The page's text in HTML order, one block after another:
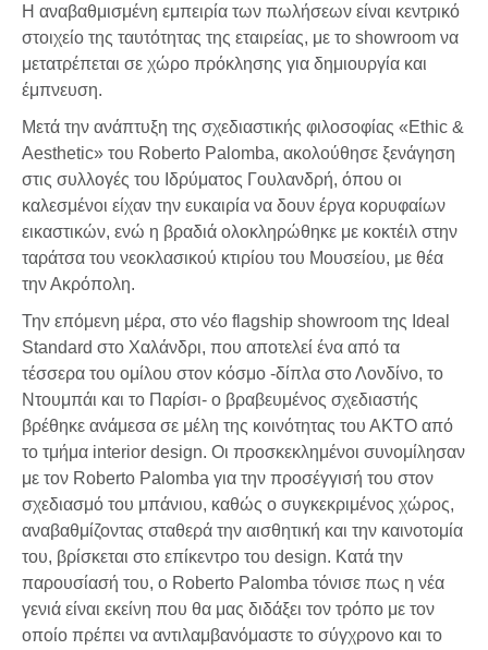
H αναβαθμισμένη εμπειρία των πωλήσεων είναι κεντρικό
στοιχείο της ταυτότητας της εταιρείας, με το showroom να
μετατρέπεται σε χώρο πρόκλησης για δημιουργία και
έμπνευση.
Μετά την ανάπτυξη της σχεδιαστικής φιλοσοφίας «Ethic &
Aesthetic» του Roberto Palomba, ακολούθησε ξενάγηση
στις συλλογές του Ιδρύματος Γουλανδρή, όπου οι
καλεσμένοι είχαν την ευκαιρία να δουν έργα κορυφαίων
εικαστικών, ενώ η βραδιά ολοκληρώθηκε με κοκτέιλ στην
ταράτσα του νεοκλασικού κτιρίου του Μουσείου, με θέα
την Ακρόπολη.
Την επόμενη μέρα, στο νέο flagship showroom της Ideal
Standard στο Χαλάνδρι, που αποτελεί ένα από τα
τέσσερα του ομίλου στον κόσμο -δίπλα στο Λονδίνο, το
Ντουμπάι και το Παρίσι- ο βραβευμένος σχεδιαστής
βρέθηκε ανάμεσα σε μέλη της κοινότητας του ΑΚΤΟ από
το τμήμα interior design. Οι προσκεκλημένοι συνομίλησαν
με τον Roberto Palomba για την προσέγγισή του στον
σχεδιασμό του μπάνιου, καθώς ο συγκεκριμένος χώρος,
αναβαθμίζοντας σταθερά την αισθητική και την καινοτομία
του, βρίσκεται στο επίκεντρο του design. Κατά την
παρουσίασή του, ο Roberto Palomba τόνισε πως η νέα
γενιά είναι εκείνη που θα μας διδάξει τον τρόπο με τον
οποίο πρέπει να αντιλαμβανόμαστε το σύγχρονο και το